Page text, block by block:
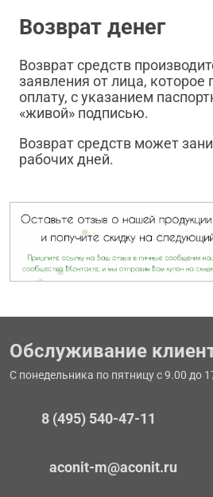
Возврат денег
Возврат средств
заявления от лица, которое
оплату, с указанием
«живой» подписью.
Возврат средств может
рабочих дней.
Обслуживание
С понедельника по пятницу с 9.00 до
8 (495) 540-47-11
aconit-m@aconit.ru